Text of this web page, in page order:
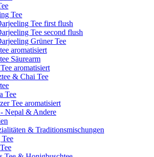
Tee
Tee first flush
Tee second flush
Grüner Tee
aromatisiert
Säurearm
aromatisiert
& Chai Tee
Tee
Tee aromatisiert
Nepal & Andere
& Traditionsmischungen